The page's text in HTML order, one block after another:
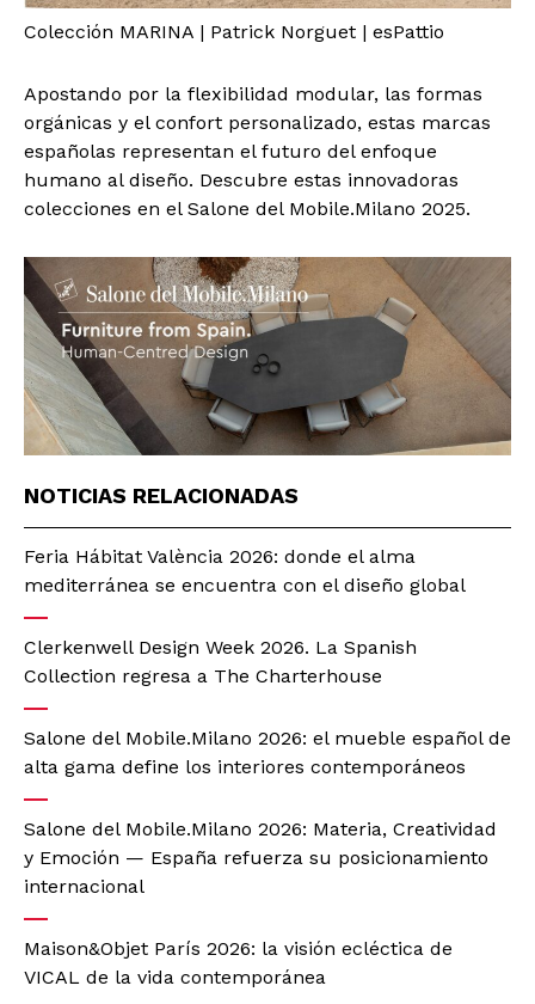
NOTICIAS RELACIONADAS
Feria Hábitat València 2026: donde el alma
mediterránea se encuentra con el diseño global
Clerkenwell Design Week 2026. La Spanish
Collection regresa a The Charterhouse
Salone del Mobile.Milano 2026: el mueble español de
alta gama define los interiores contemporáneos
Salone del Mobile.Milano 2026: Materia, Creatividad
y Emoción — España refuerza su posicionamiento
internacional
Maison&Objet París 2026: la visión ecléctica de
VICAL de la vida contemporánea
Colección MARINA | Patrick Norguet | esPattio
Apostando por la flexibilidad modular, las formas
orgánicas y el confort personalizado, estas marcas
españolas representan el futuro del enfoque
humano al diseño. Descubre estas innovadoras
colecciones en el Salone del Mobile.Milano 2025.